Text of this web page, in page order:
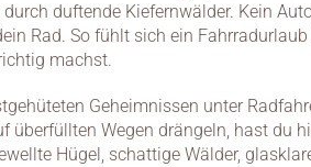
duftende Kiefernwälder. Kein
Rad. So fühlt sich ein Fahrradurlaub
machst.
Geheimnissen unter
überfüllten Wegen drängeln, hast du
Hügel, schattige Wälder,